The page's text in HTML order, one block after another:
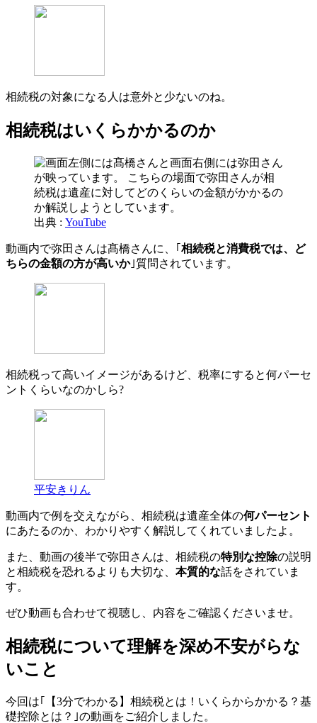
相続税の対象になる人は意外と少ないのね。
相続税はいくらかかるのか
出典 : YouTube
動画内で弥田さんは髙橋さんに、｢ 相続税と消費税では、ど
ちらの金額の方が高いか｣質問されています。
相続税って高いイメージがあるけど、税率にすると何パーセ
ントくらいなのかしら?
平安きりん
動画内で例を交えながら、相続税は遺産全体の何パーセント
にあたるのか、わかりやすく解説してくれていましたよ。
また、動画の後半で弥田さんは、相続税の特別な控除の説明
と相続税を恐れるよりも大切な、 本質的な話をされていま
す。
ぜひ動画も合わせて視聴し、内容をご確認くださいませ。
相続税について理解を深め不安がらな
いこと
今回は｢【3分でわかる】相続税とは！いくらからかかる？基
礎控除とは？｣の動画をご紹介しました。